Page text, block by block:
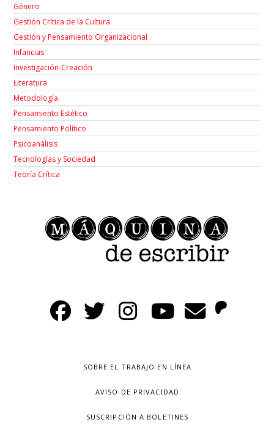
Género
Gestión Crítica de la Cultura
Gestión y Pensamiento Organizacional
Infancias
Investigación-Creación
Łiteratura
Metodología
Pensamiento Estético
Pensamiento Político
Psicoanálisis
Tecnologías y Sociedad
Teoría Crítica
SOBRE EL TRABAJO EN LÍNEA
AVISO DE PRIVACIDAD
SUSCRIPCIÓN A BOLETINES